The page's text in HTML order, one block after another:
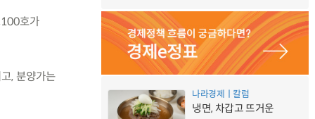
호가
, 분양가는
나라경제ㅣ칼럼
냉면, 차갑고 뜨거운